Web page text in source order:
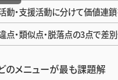
動・支援活動に分けて価値連
点・類似点・脱落点の3点で差
のメニューが最も課題解